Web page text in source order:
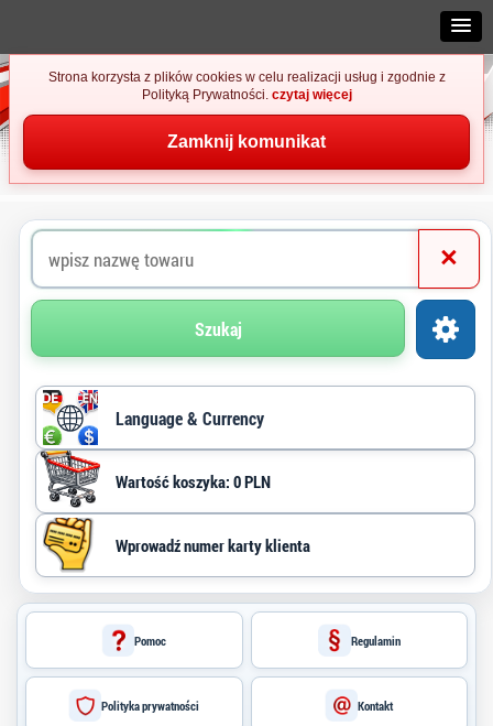
Strona korzysta z plików cookies w celu realizacji usług i zgodnie z
Polityką Prywatności. czytaj więcej
Zamknij komunikat
Language & Currency
Wartość koszyka: 0 PLN
Szukaj
×
Pomoc Regulamin
Polityka prywatności Kontakt